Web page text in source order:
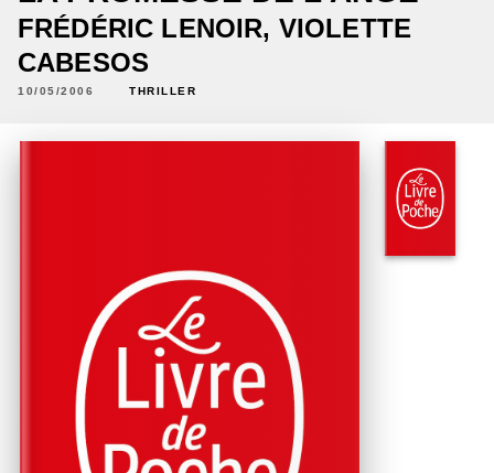
FRÉDÉRIC LENOIR, VIOLETTE
CABESOS
10/05/2006 THRILLER